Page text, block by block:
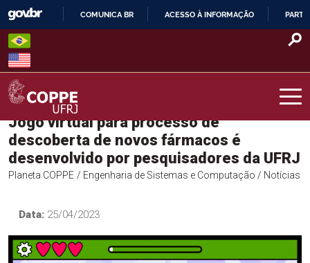
Skip
content
O
COMUNICA BR ACESSO À INFORMAÇÃO
COPPE – UFRJ
Jogo virtual para processo de
descoberta de novos fármacos é
desenvolvido por pesquisadores da UFRJ
Planeta COPPE / Engenharia de Sistemas e Computação / Notícias
Data: 25/04/2023